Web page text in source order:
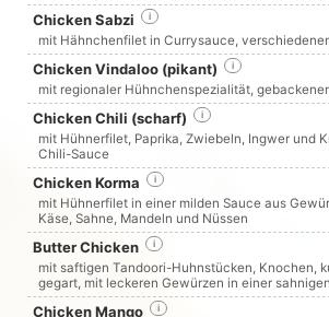
Chicken Sabzi i
mit Hähnchenfilet in Currysauce,
Chicken Vindaloo (pikant) i
mit regionaler Hühnchenspezialität,
Chicken Chili (scharf) i
mit Hühnerfilet, Paprika, Zwiebeln, Ingwer und
Chili-Sauce
Chicken Korma i
mit Hühnerfilet in einer milden Sauce aus
Käse, Sahne, Mandeln und Nüssen
Butter Chicken i
mit saftigen Tandoori-Huhnstücken, Knochen,
gegart, mit leckeren Gewürzen in einer
Chicken Mango i